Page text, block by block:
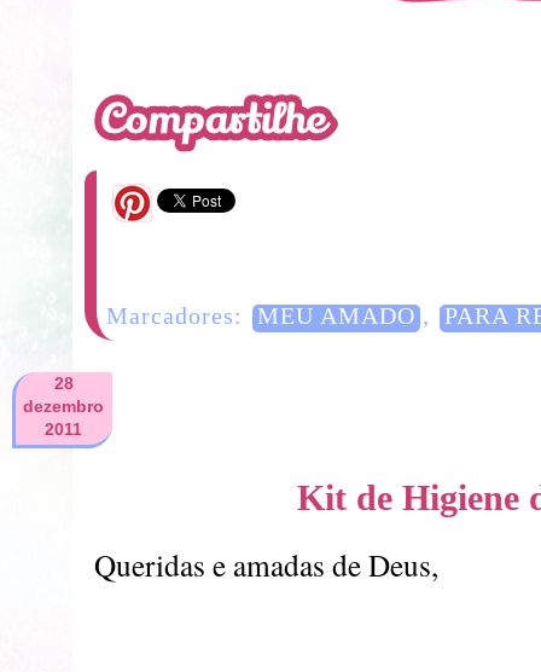
Marcadores: MEU AMADO , PARA
28
dezembro
2011
Kit de Higiene
Queridas e amadas de Deus,